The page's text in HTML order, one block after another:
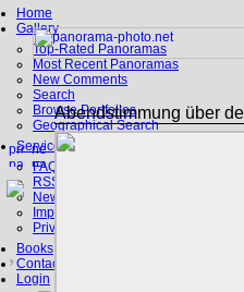
Home
Gallery
Top-Rated Panoramas
Most Recent Panoramas
New Comments
Search
Browse Portfolios
Geographical Search
Service
FAQ
RSS, Google Earth
News
Imprint
Privacy Policy
Books
Contact
Login
Abendstimmung über